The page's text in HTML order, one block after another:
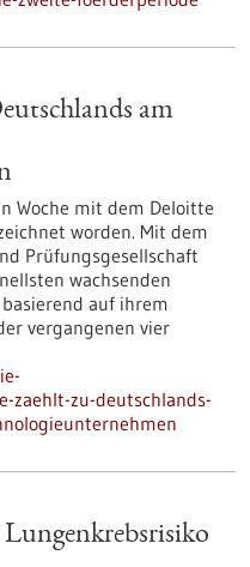
am
Woche mit dem Deloitte
worden. Mit dem
Prüfungsgesellschaft
wachsenden
auf ihrem
vergangenen vier
zu-deutschlands-